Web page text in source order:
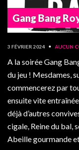
Gang Bang
3 FÉVRIER 2024 • AUCUN
A la soirée Gang
du jeu ! Mesdames,
commencerez par
ensuite vite
déjà d’autres
cigale, Reine du bal,
Abeille gourmande